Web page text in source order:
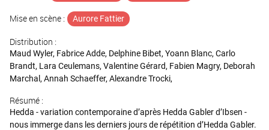
Mise en scène : Aurore Fattier
Distribution :
Maud Wyler, Fabrice Adde, Delphine Bibet, Yoann Blanc, Carlo
Brandt, Lara Ceulemans, Valentine Gérard, Fabien Magry, Deborah
Marchal, Annah Schaeffer, Alexandre Trocki,
Résumé :
Hedda - variation contemporaine d’après Hedda Gabler d’Ibsen -
nous immerge dans les derniers jours de répétition d’Hedda Gabler.